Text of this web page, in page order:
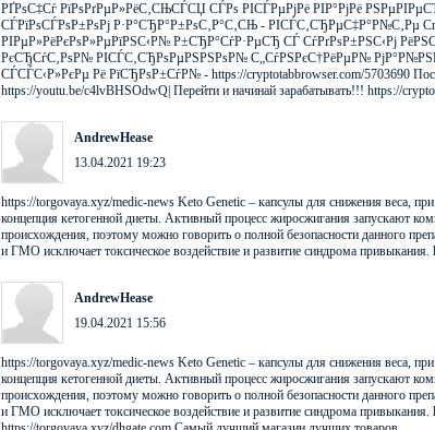
РҐРѕС‡Сѓ РїРѕРґРµР»РёС‚СЊСЃСЏ СЃРѕ РІСЃРµРјРё РІР°РјРё
СЃРїРѕСЃРѕР±РѕРј Р·Р°СЂР°Р±РѕС‚Р°С‚СЊ - РІСЃС‚СЂРµС‡Р°Р№С‚Рµ
РІРµР»РёРєРѕР»РµРїРЅС‹Р№ Р±СЂР°СѓР·РµСЂ СЃ СѓРґРѕР±РЅС‹Рј
РєСЂСѓС‚РѕР№ РІСЃС‚СЂРѕРµРЅРЅРѕР№ С„СѓРЅРєС†РёРµР№
СЃСЃС‹Р»РєРµ Рё РїСЂРѕР±СѓР№ - https://cryptotabbrowser.com/5703690
https://youtu.be/c4lvBHSOdwQ| Перейти и начинай зарабатывать!!! https://
AndrewHease
13.04.2021 19:23
https://torgovaya.xyz/medic-news Keto Genetic – капсулы для снижения веса,
концепция кетогенной диеты. Активный процесс жиросжигания запускают
происхождения, поэтому можно говорить о полной безопасности данного
и ГМО исключает токсическое воздействие и развитие синдрома
AndrewHease
19.04.2021 15:56
https://torgovaya.xyz/medic-news Keto Genetic – капсулы для снижения веса,
концепция кетогенной диеты. Активный процесс жиросжигания запускают
происхождения, поэтому можно говорить о полной безопасности данного
и ГМО исключает токсическое воздействие и развитие синдрома